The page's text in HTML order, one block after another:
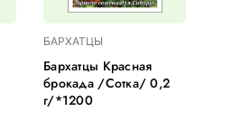
БАРХАТЦЫ
Бархатцы Красная
брокада /Сотка/ 0,2
г/*1200